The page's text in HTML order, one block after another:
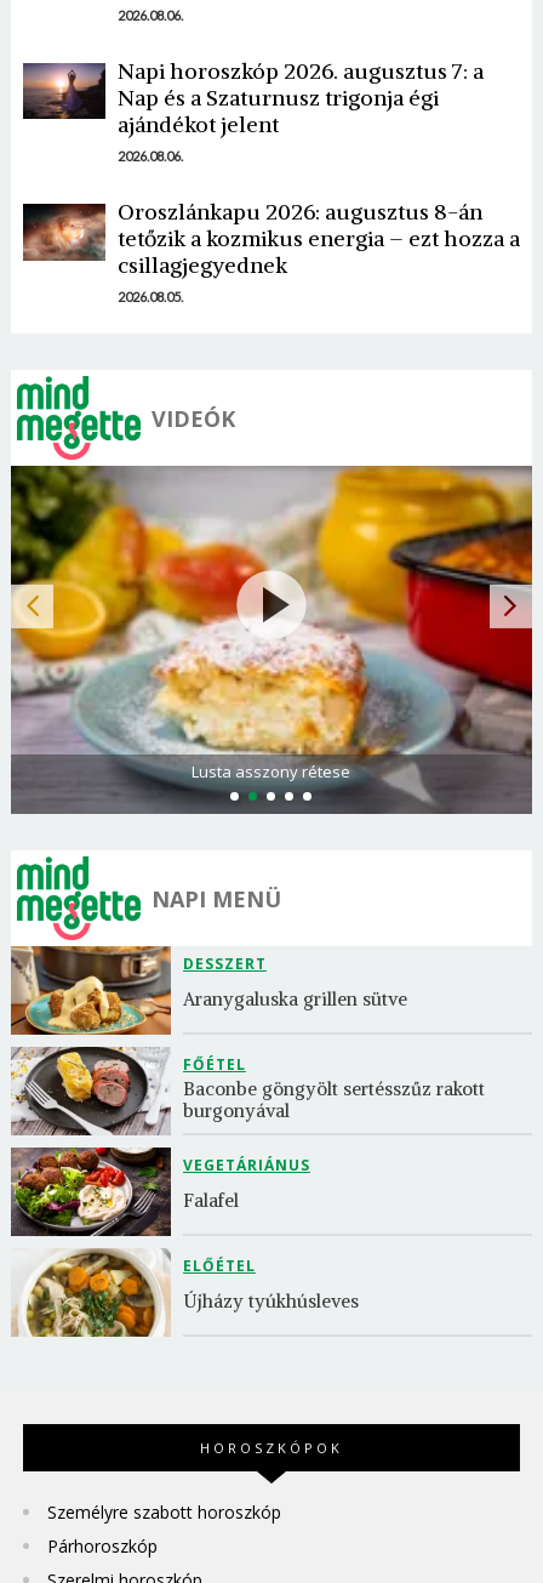
2026.08.06.
Napi horoszkóp 2026. augusztus 7: a
Nap és a Szaturnusz trigonja égi
ajándékot jelent
2026.08.06.
Oroszlánkapu 2026: augusztus 8-án
tetőzik a kozmikus energia – ezt hozza a
csillagjegyednek
2026.08.05.
VIDEÓK
Lusta asszony rétese
NAPI MENÜ
DESSZERT
Aranygaluska grillen sütve
FŐÉTEL
Baconbe göngyölt sertésszűz rakott
burgonyával
VEGETÁRIÁNUS
Falafel
ELŐÉTEL
Újházy tyúkhúsleves
HOROSZKÓPOK
Személyre szabott horoszkóp
Párhoroszkóp
Borsonline bejelentkezés